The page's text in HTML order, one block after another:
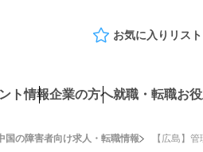
お気に入りリスト
ト情報企業の方へ就職・転職お
国の障害者向け求人・転職情報 【広島】